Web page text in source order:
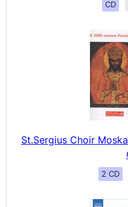
CD
St.Sergius Choir
2 CD